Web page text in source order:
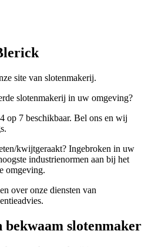
site van slotenmakerij.
slotenmakerij in uw omgeving?
op 7 beschikbaar. Bel ons en wij
kwijtgeraakt? Ingebroken in uw
industrienormen aan bij het
omgeving.
over onze diensten van
bekwaam slotenmaker